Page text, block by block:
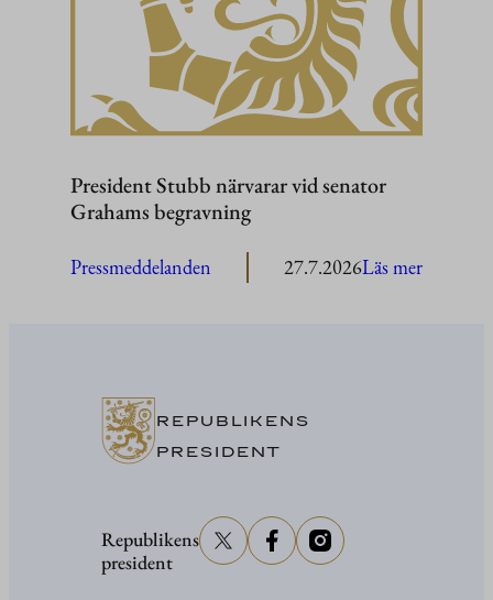
President Stubb närvarar vid senator
Grahams begravning
Pressmeddelanden 27.7.2026Läs mer:
REPUBLIKENS
PRESIDENT
Republikens
president